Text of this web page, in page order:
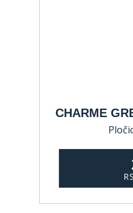
CHARME